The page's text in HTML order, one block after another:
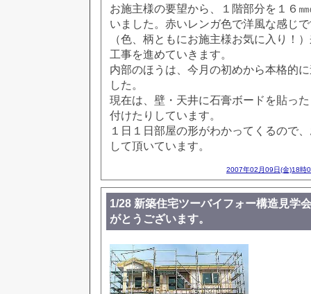
お施主様の要望から、１階部分を１６
いました。赤いレンガ色で洋風な感じ
（色、柄ともにお施主様お気に入り！
工事を進めていきます。
内部のほうは、今月の初めから本格的
した。
現在は、壁・天井に石膏ボードを貼っ
付けたりしています。
１日１日部屋の形がわかってくるので
して頂いています。
2007年02月09日(金)18時
1/28 新築住宅ツーバイフォー構造見学
がとうございます。